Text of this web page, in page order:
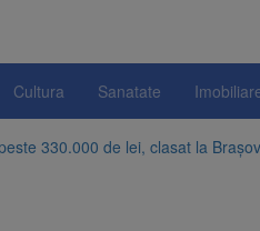
Cultura Sanatate
330.000 de lei, clasat la
plăților către Brai-Cata și